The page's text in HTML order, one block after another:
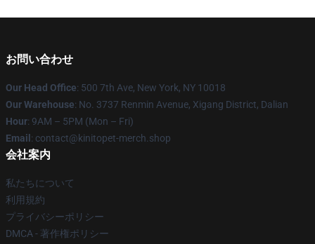
お問い合わせ
Our Head Office: 500 7th Ave, New York, NY 10018
Our Warehouse: No. 3737 Renmin Avenue, Xigang District, Dalian
Hour: 9AM – 5PM (Mon – Fri)
Email : contact@kinitopet-merch.shop
会社案内
私たちについて
利用規約
プライバシーポリシー
DMCA - 著作権ポリシー